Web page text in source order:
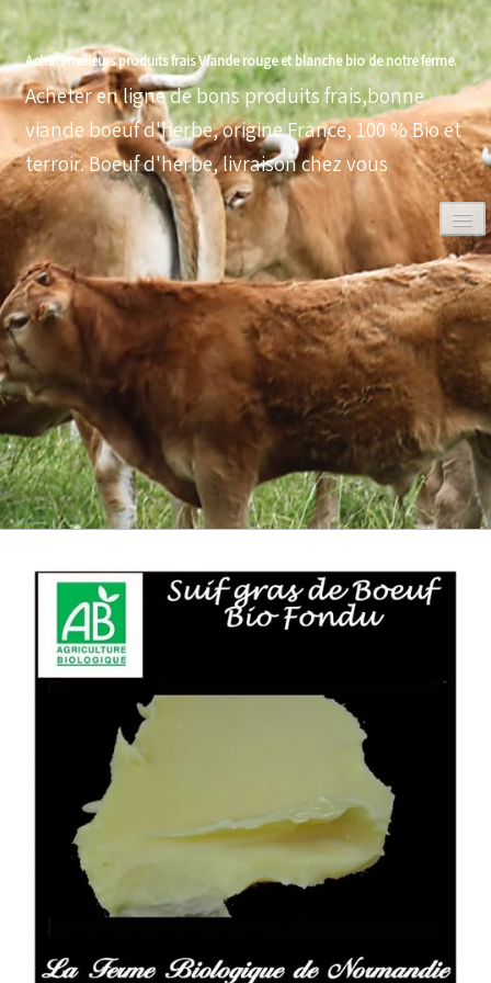
Achat meilleurs produits frais Viande rouge et blanche bio de notre ferme.
Acheter en ligne de bons produits frais,bonne
viande boeuf d'herbe, origine France, 100 % Bio et
terroir. Boeuf d'herbe, livraison chez vous
0
ACCUEIL
VOLAILLES BIO
BOEUF D'HERBE BIO
VEAU BIO
PORC BIO
AGNEAU BIO
MOUTON BIO
NOS COLIS VIANDE
CUISSON RAPIDE
▼
BARBECUE BRASERO
TRIPERIE
CHARCUTERIE BIO